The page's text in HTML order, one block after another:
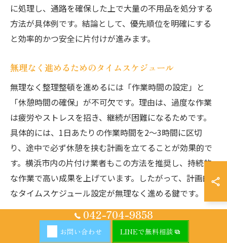
に処理し、通路を確保した上で大量の不用品を処分する
方法が具体例です。結論として、優先順位を明確にする
と効率的かつ安全に片付けが進みます。
無理なく進めるためのタイムスケジュール
無理なく整理整頓を進めるには「作業時間の設定」と
「休憩時間の確保」が不可欠です。理由は、過度な作業
は疲労やストレスを招き、継続が困難になるためです。
具体的には、1日あたりの作業時間を2～3時間に区切
り、途中で必ず休憩を挟む計画を立てることが効果的で
す。横浜市内の片付け業者もこの方法を推奨し、持続的
な作業で高い成果を上げています。したがって、計画的
なタイムスケジュール設定が無理なく進める鍵です。
効率的にゴミ屋敷を片付けるポイント集
042-704-9858
お問い合わせ LINEで無料相談